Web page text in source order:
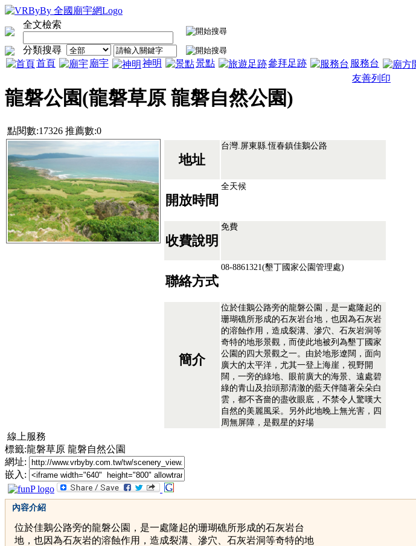
全文檢索
分類搜尋
首頁
廟宇 神明 景點 參拜足跡 服務台
龍磐公園(龍磐草原 龍磐自然公園)
點閱數:17326 推薦數:0
友善列印
地址
台灣.屏東縣.恆春鎮佳鵝公路
開放時間
全天候
收費說明
免費
聯絡方式
08-8861321(墾丁國家公園管理處)
簡介
位於佳鵝公路旁的龍磐公園，是一處隆起的
珊瑚礁所形成的石灰岩台地，也因為石灰岩
的溶蝕作用，造成裂溝、滲穴、石灰岩洞等
奇特的地形景觀，而使此地被列為墾丁國家
公園的四大景觀之一。由於地形遼闊，面向
廣大的太平洋，尤其一登上海崖，視野開
闊，一旁的綠地、眼前廣大的海景、遠處碧
綠的青山及抬頭那清澈的藍天伴隨著朵朵白
雲，都不吝嗇的盡收眼底，不禁令人驚嘆大
自然的美麗風采。另外此地晚上無光害，四
周無屏障，是觀星的好場
線上服務
標籤:龍磐草原 龍磐自然公園
網址:
嵌入:
內容介紹
位於佳鵝公路旁的龍磐公園，是一處隆起的珊瑚礁所形成的石灰岩台
地，也因為石灰岩的溶蝕作用，造成裂溝、滲穴、石灰岩洞等奇特的地